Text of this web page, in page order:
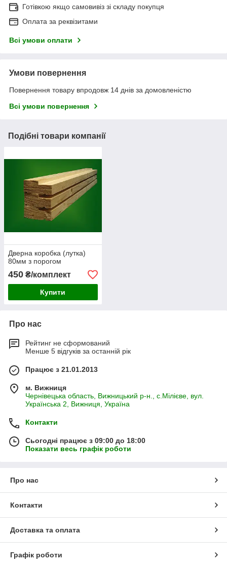
Готівкою якщо самовивіз зі складу покупця
Оплата за реквізитами
Всі умови оплати
Умови повернення
Повернення товару впродовж 14 днів за домовленістю
Всі умови повернення
Подібні товари компанії
Дверна коробка (лутка)
80мм з порогом
450 ₴/комплект
Купити
Про нас
Рейтинг не сформований
Менше 5 відгуків за останній рік
Працює з 21.01.2013
м. Вижниця
Чернівецька область, Вижницький р-н., с.Мілієве, вул.
Українська 2, Вижниця, Україна
Контакти
Сьогодні працює з 09:00 до 18:00
Показати весь графік роботи
Про нас
Контакти
Доставка та оплата
Графік роботи